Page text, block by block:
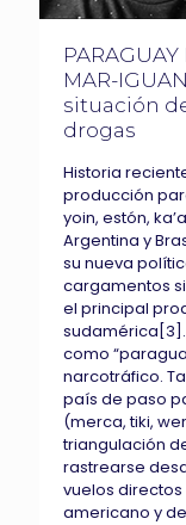
PARAGUAY
MAR-
situación
drogas
Historia
producción
yoin, estón,
Argentina y
su nueva
cargamentos
el principal
como
narcotráfico.
país de paso
(merca, tiki,
triangulación
rastrearse
vuelos
americano y